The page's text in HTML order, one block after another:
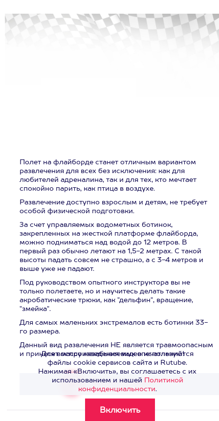
Полет на флайборде станет отличным вариантом
развлечения для всех без исключения: как для
любителей адреналина, так и для тех, кто мечтает
спокойно парить, как птица в воздухе.
Развлечение доступно взрослым и детям, не требует
особой физической подготовки.
За счет управляемых водометных ботинок,
закрепленных на жесткой платформе флайборда,
можно подниматься над водой до 12 метров. В
первый раз обычно летают на 1,5-2 метрах. С такой
высоты падать совсем не страшно, а с 3-4 метров и
выше уже не падают.
Под руководством опытного инструктора вы не
только полетаете, но и научитесь делать такие
акробатические трюки, как "дельфин", вращение,
"змейка".
Для самых маленьких экстремалов есть ботинки 33-
го размера.
Данный вид развлечения НЕ является травмоопасным
и принесет массу незабываемых впечатлений!
Смотреть видео>
Для воспроизведения видео используются
файлы cookie сервисов сайта и Rutube.
Нажимая «Включить», вы соглашаетесь с их
использованием и нашей Политикой
конфиденциальности.